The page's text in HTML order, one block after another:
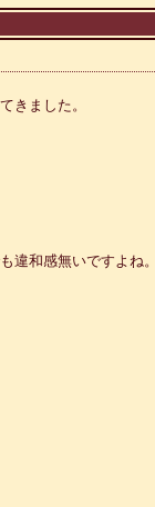
きました。
違和感無いですよね。